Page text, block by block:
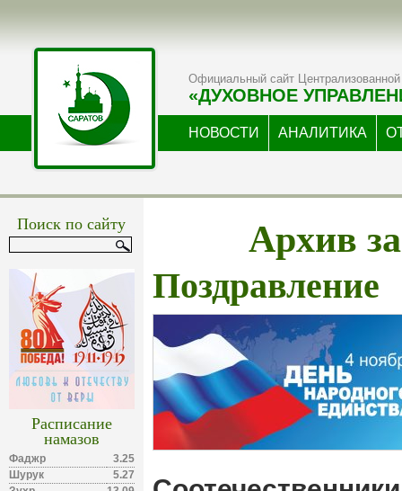
Официальный сайт Централизованной
«ДУХОВНОЕ
НОВОСТИ АНАЛИТИКА
Поиск по сайту
Расписание
намазов
Фаджр
3.25
Шурук
5.27
Архив
Поздравление